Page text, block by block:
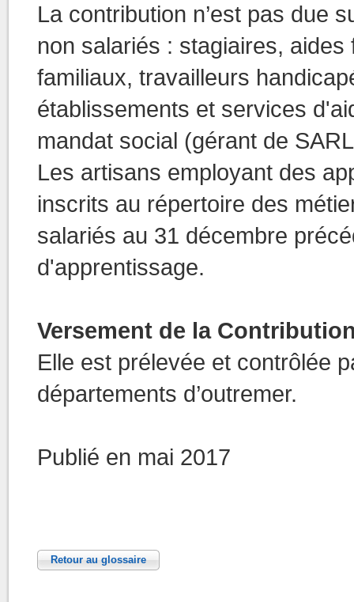
La contribution n’est pas due
non salariés : stagiaires,
familiaux, travailleurs
établissements et services
mandat social (gérant de
Les artisans employant des
inscrits au répertoire des
salariés au 31 décembre
d'apprentissage.
Versement de la
Elle est prélevée et contrôlée
départements d’outremer.
Publié en mai 2017
Retour au glossaire